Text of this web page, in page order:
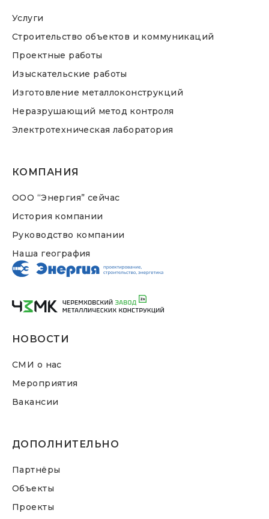
Услуги
Строительство объектов и коммуникаций
Проектные работы
Изыскательские работы
Изготовление металлоконструкций
Неразрушающий метод контроля
Электротехническая лаборатория
КОМПАНИЯ
ООО “Энергия” сейчас
История компании
Руководство компании
Наша география
НОВОСТИ
СМИ о нас
Мероприятия
Вакансии
ДОПОЛНИТЕЛЬНО
Партнёры
Объекты
Проекты